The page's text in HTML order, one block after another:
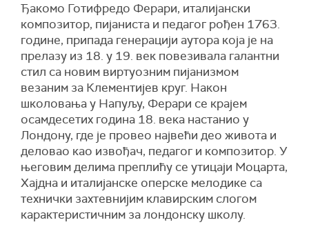
Ђакомо Готифредо Ферари, италијански
композитор, пијаниста и педагог рођен 1763.
године, припада генерацији аутора која је на
прелазу из 18. у 19. век повезивала галантни
стил са новим виртуозним пијанизмом
везаним за Клементијев круг. Након
школовања у Напуљу, Ферари се крајем
осамдесетих година 18. века настанио у
Лондону, где је провео највећи део живота и
деловао као извођач, педагог и композитор. У
његовим делима преплићу се утицаји Моцарта,
Хајдна и италијанске оперске мелодике са
технички захтевнијим клавирским слогом
карактеристичним за лондонску школу.